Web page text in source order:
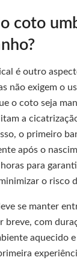
coto
é outro
não exigem o
o coto seja
a
o primeiro
após o
para
o risco
se manter
breve, com
aquecido